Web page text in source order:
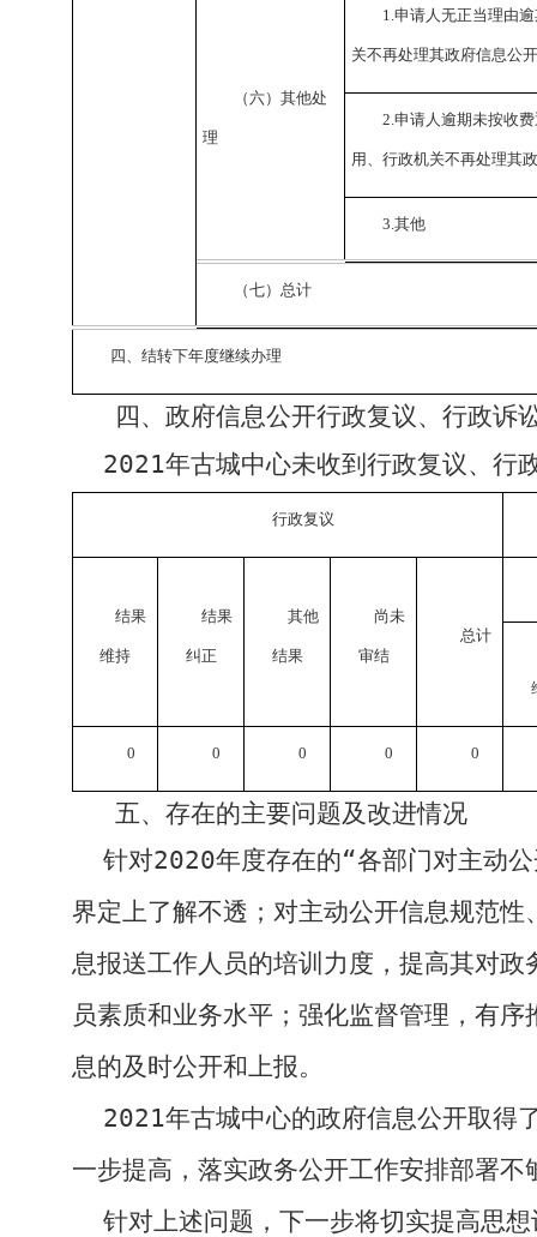
（六）其他处
理
1. 申请人无正当理由
关不再处理其政府信息公
2. 申请人逾期未按收
用、行政机关不再处理其
3. 其他
（七）总计
四、结转下年度继续办理
四、政府信息公开行政复议、 行政诉
2021年古城中心未收到行政复议、行
行政复议
结果
维持
结果
纠正
其他
结果
尚未
审结
总计
0 0 0 0 0
五、存在的主要问题及改进情况
针对2020年度存在的“各部门对主动
界定上了解不透；对主动公开信息规范
息报送工作人员的培训力度，提高其对
员素质和业务水平；强化监督管理，有
息的及时公开和上报。
2021年古城中心的政府信息公开取得
一步提高，落实政务公开工作安排部署
针对上述问题，下一步将切实提高思